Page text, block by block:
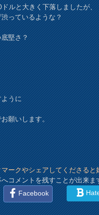
ルと大きく下落しましたが、
っているような？
堅さ？
うに
願いします。
ークやシェアしてくださると
コメントを残すことが出来ま
Facebook